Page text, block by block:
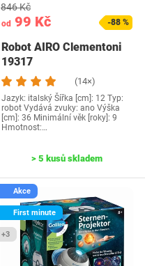
od 99 Kč
846 Kč
-88 %
Robot AIRO Clementoni
19317
(14×)
Jazyk: italský Šířka [cm]: 12 Typ:
robot Vydává zvuky: ano Výška
[cm]: 36 Minimální věk [roky]: 9
Hmotnost:…
> 5 kusů skladem
Akce
First minute
+3